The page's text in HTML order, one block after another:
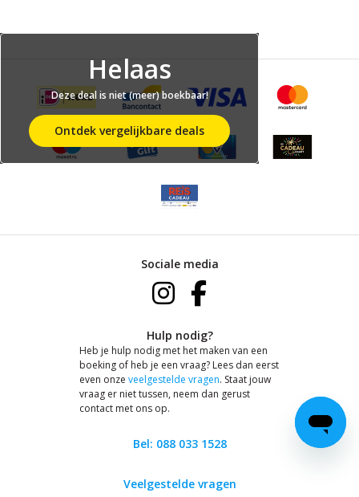
Helaas
Deze deal is niet (meer) boekbaar!
Ontdek vergelijkbare deals
Sociale media
Hulp nodig?
Heb je hulp nodig met het maken van een
boeking of heb je een vraag? Lees dan eerst
even onze veelgestelde vragen. Staat jouw
vraag er niet tussen, neem dan gerust
contact met ons op.
Bel: 088 033 1528
Veelgestelde vragen